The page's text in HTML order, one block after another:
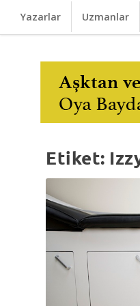
Yazarlar Uzmanlar
Etiket: